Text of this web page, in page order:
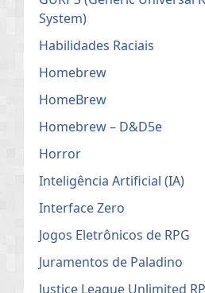
System)
Habilidades Raciais
Homebrew
HomeBrew
Homebrew – D&D5e
Horror
Inteligência Artificial (IA)
Interface Zero
Jogos Eletrônicos de RPG
Juramentos de Paladino
Justice League Unlimited